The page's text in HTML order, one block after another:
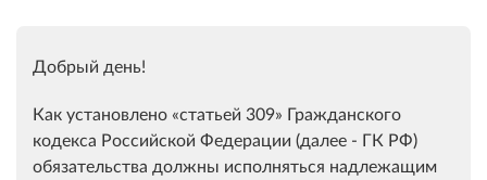
Добрый день!
Как установлено статьей 309
Гражданского
кодекса Российской Федерации (далее - ГК РФ)
обязательства должны исполняться надлежащим